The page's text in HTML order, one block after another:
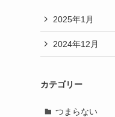
2025年1月
2024年12月
カテゴリー
つまらない